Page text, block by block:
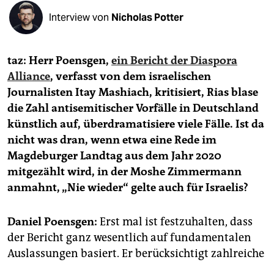
unterstützen
abo
genossenschaft
epaper login
Interview von Nicholas Potter
taz: Herr Poensgen, ein Bericht der Diaspora
Alliance, verfasst von dem israelischen
Journalisten Itay Mashiach, kritisiert, Rias blase
die Zahl antisemitischer Vorfälle in Deutschland
künstlich auf, überdramatisiere viele Fälle. Ist da
nicht was dran, wenn etwa eine Rede im
Magdeburger Landtag aus dem Jahr 2020
mitgezählt wird, in der Moshe Zimmermann
anmahnt, „Nie wieder“ gelte auch für Israelis?
Daniel Poensgen: Erst mal ist festzuhalten, dass
der Bericht ganz wesentlich auf fundamentalen
Auslassungen basiert. Er berücksichtigt zahlreiche